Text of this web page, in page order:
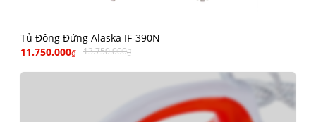
Tủ Đông Đứng Alaska IF-390N
11.750.000₫ 13.750.000₫